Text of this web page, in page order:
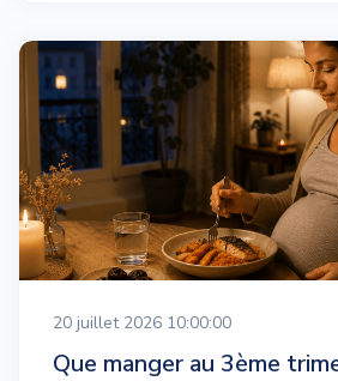
20 juillet 2026 10:00:00
Que manger au 3ème